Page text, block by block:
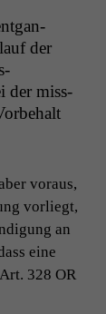
der
der miss­
voraus,
vor­liegt,
an
eine
328 OR